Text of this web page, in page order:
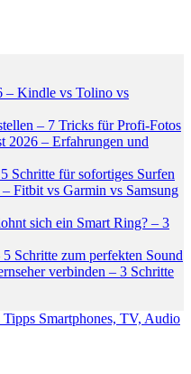
– Kindle vs Tolino vs
– 7 Tricks für Profi-Fotos
2026 – Erfahrungen und
Schritte für sofortiges Surfen
Fitbit vs Garmin vs Samsung
sich ein Smart Ring? – 3
Schritte zum perfekten Sound
verbinden – 3 Schritte